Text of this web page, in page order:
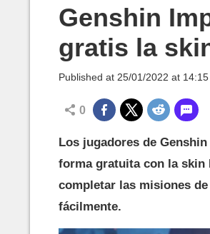
Genshin
gratis la
Published at 25/01/2022 at 14:15
0
Los jugadores de
forma gratuita con la skin
completar las misiones
fácilmente.